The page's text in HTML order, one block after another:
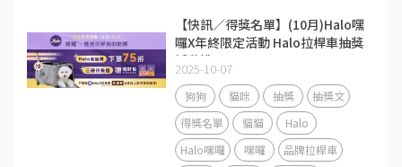
【快訊／得獎名單】(10月)Halo嘿
囉X年終限定活動 Halo拉桿車抽獎
活動說明
2025-10-07
狗狗 貓咪 抽獎
抽獎文
得獎名單
貓貓
Halo
Halo嘿囉
嘿囉
品牌拉桿車